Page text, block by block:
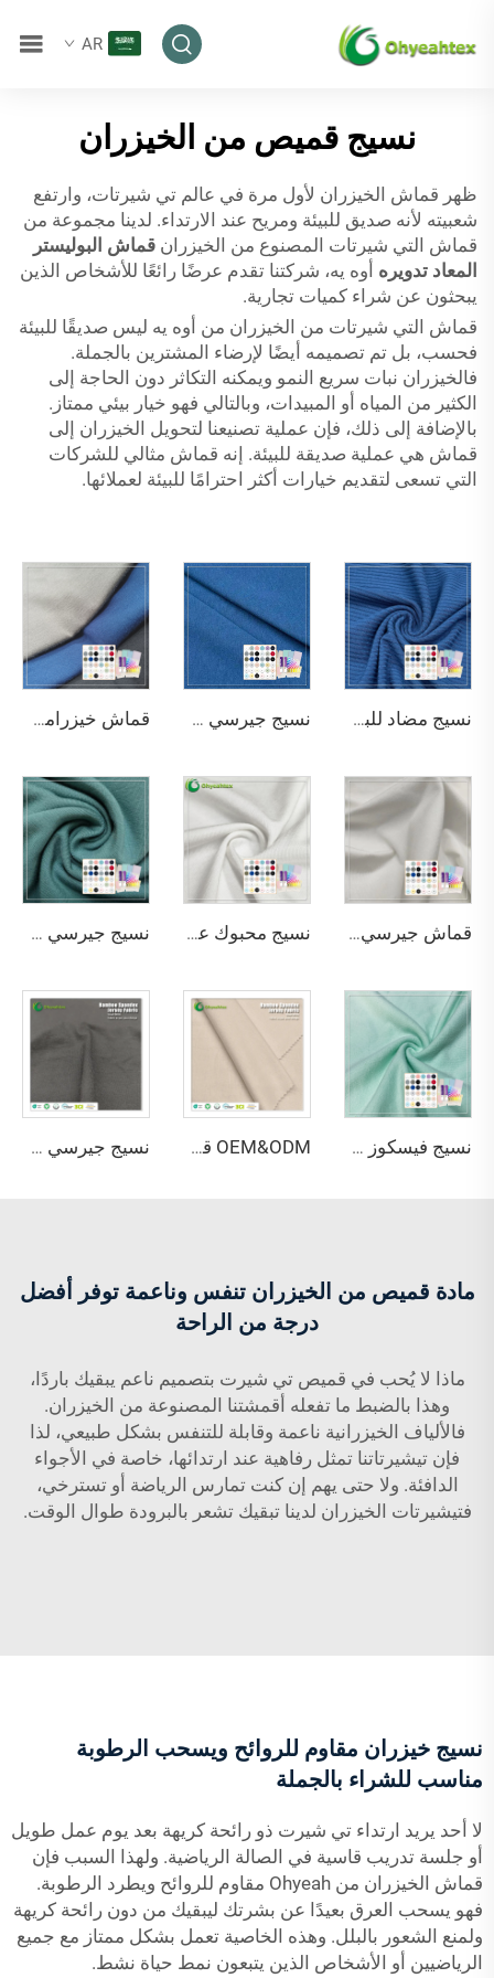
AR
نسيج قميص من الخيزران
ظهر قماش الخيزران لأول مرة في عالم تي شيرتات، وارتفع
شعبيته لأنه صديق للبيئة ومريح عند الارتداء. لدينا مجموعة من
قماش التي شيرتات المصنوع من الخيزران قماش البوليستر
المعاد تدويره أوه يه، شركتنا تقدم عرضًا رائعًا للأشخاص الذين
يبحثون عن شراء كميات تجارية.
قماش التي شيرتات من الخيزران من أوه يه ليس صديقًا للبيئة
فحسب، بل تم تصميمه أيضًا لإرضاء المشترين بالجملة.
فالخيزران نبات سريع النمو ويمكنه التكاثر دون الحاجة إلى
الكثير من المياه أو المبيدات، وبالتالي فهو خيار بيئي ممتاز.
بالإضافة إلى ذلك، فإن عملية تصنيعنا لتحويل الخيزران إلى
قماش هي عملية صديقة للبيئة. إنه قماش مثالي للشركات
التي تسعى لتقديم خيارات أكثر احترامًا للبيئة لعملائها.
نسيج مضاد للبكتيريا ومضاد للتعرق 200 جم/م²، يتكون من 95% بامبو و5% سبانديكس بنسيج قطني ثلاثي × ثلاثي مناسب للملابس الداخلية المُشكِّلة للجسم نسيج جيرسي من البامبو العضوي مضاد للبكتيريا ويزيل الروائح الكريهة بشكل طبيعي، بوزن 290 غرام/م² يتكون من 63٪ بامبو و27٪ قطن عضوي و10٪ سباندكس، مناسب لملابس التدفئة الرياضية الفاخرة قماش خيزرامي صديق للبيئة بخصائص ممتازة لتمرير الهواء، وطرد الماء، ومقاومة البكتيريا، وامتصاص الرطوبة، ومرونة، مناسب للقماش
قماش جيرسي واحد من الخيزران الصديق للبيئة وسورونا وسياسيل والسباندكس، مقاوم للبكتيريا، ويمتص الرطوبة، وقابل للتنفس، مناسب للملابس نسيج محبوك عضوي مرن ذو ملمس رائع مكوّن من 45٪ خيزران و20٪ سياسيل و29٪ سورونا و6٪ سباندكس، نسيج صديق للبيئة 2023 للاستخدام في الملابس الرياضية وتيشيرتات نسيج جيرسي من البامبو العضوي القطني المطاطي بلون النعناع الأخضر 220 جم/م² مع خصائص مضادة للبكتيريا وصديقة للبيئة للاستخدام في الملابس والملابس الرياضية
نسيج فيسكوز صديق للبيئة مكون من 67٪ خيزران و28٪ قنب و5٪ سباندكس، نسيج تنفّس مضاد للبكتيريا ويمتص الرطوبة للاستخدام في الملابس الداخلية والملابس الرياضية OEM&ODM قماش جيرسي صديق للبيئة من ألياف الخيزران 100٪، مقاوم للبكتيريا، ويمتص الرطوبة، وذو خصائص تنفس عالية مناسب للملابس والنسيج الجاهز نسيج جيرسي واحد معتمد من Oeko-Tex مكون من 69% بامبو و31% سورونا، مقاوم للبكتيريا وخفيف الوزن، لملابس النساء والأطفال
مادة قميص من الخيزران تنفس وناعمة توفر أفضل
درجة من الراحة
ماذا لا يُحب في قميص تي شيرت بتصميم ناعم يبقيك باردًا،
وهذا بالضبط ما تفعله أقمشتنا المصنوعة من الخيزران.
فالألياف الخيزرانية ناعمة وقابلة للتنفس بشكل طبيعي، لذا
فإن تيشيرتاتنا تمثل رفاهية عند ارتدائها، خاصة في الأجواء
الدافئة. ولا حتى يهم إن كنت تمارس الرياضة أو تسترخي،
فتيشيرتات الخيزران لدينا تبقيك تشعر بالبرودة طوال الوقت.
نسيج خيزران مقاوم للروائح ويسحب الرطوبة
مناسب للشراء بالجملة
لا أحد يريد ارتداء تي شيرت ذو رائحة كريهة بعد يوم عمل طويل
أو جلسة تدريب قاسية في الصالة الرياضية. ولهذا السبب فإن
قماش الخيزران من Ohyeah مقاوم للروائح ويطرد الرطوبة.
فهو يسحب العرق بعيدًا عن بشرتك ليبقيك من دون رائحة كريهة
ولمنع الشعور بالبلل. وهذه الخاصية تعمل بشكل ممتاز مع جميع
الرياضيين أو الأشخاص الذين يتبعون نمط حياة نشط.